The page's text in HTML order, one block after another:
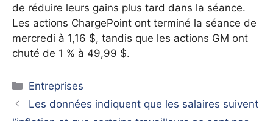
de réduire leurs gains plus tard dans la séance.
Les actions ChargePoint ont terminé la séance de
mercredi à 1,16 $, tandis que les actions GM ont
chuté de 1 % à 49,99 $.
Catégories
Entreprises
Les données indiquent que les salaires suivent